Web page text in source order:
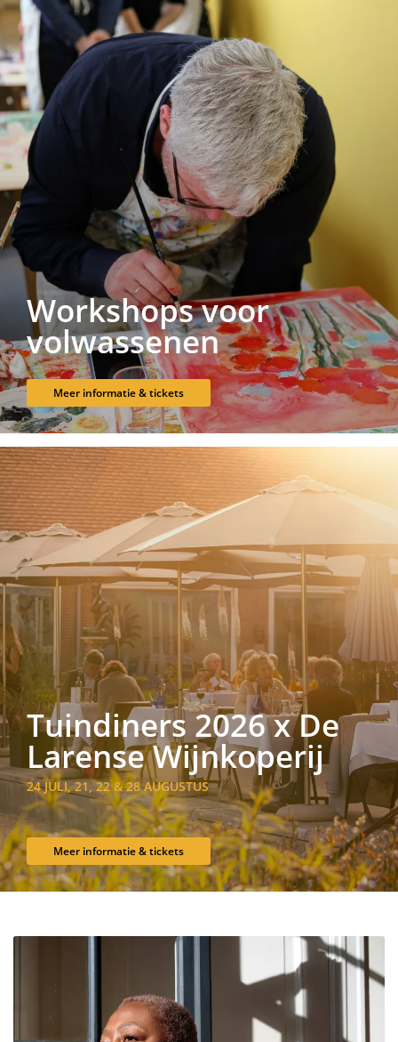
Workshops voor
volwassenen
Meer informatie & tickets
Tuindiners 2026 x De
Larense Wijnkoperij
24 JULI, 21, 22 & 28 AUGUSTUS
Meer informatie & tickets